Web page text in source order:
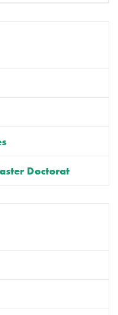
Doctorat